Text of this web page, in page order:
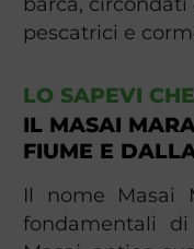
pescatrici e
LO SAPEVI
IL MASAI
FIUME E
Il nome Masai
fondamentali